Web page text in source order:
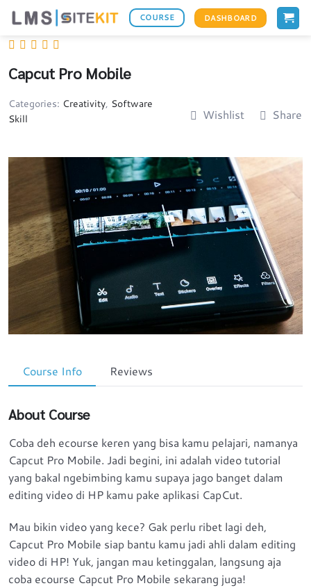
Skip
content
COURSE DASHBOARD
Capcut Pro Mobile
Categories: Creativity, Software
Skill
Wishlist Share
Course Info Reviews
About Course
Coba deh ecourse keren yang bisa kamu pelajari, namanya
Capcut Pro Mobile. Jadi begini, ini adalah video tutorial
yang bakal ngebimbing kamu supaya jago banget dalam
editing video di HP kamu pake aplikasi CapCut.
Mau bikin video yang kece? Gak perlu ribet lagi deh,
Capcut Pro Mobile siap bantu kamu jadi ahli dalam editing
video di HP! Yuk, jangan mau ketinggalan, langsung aja
coba ecourse Capcut Pro Mobile sekarang juga!